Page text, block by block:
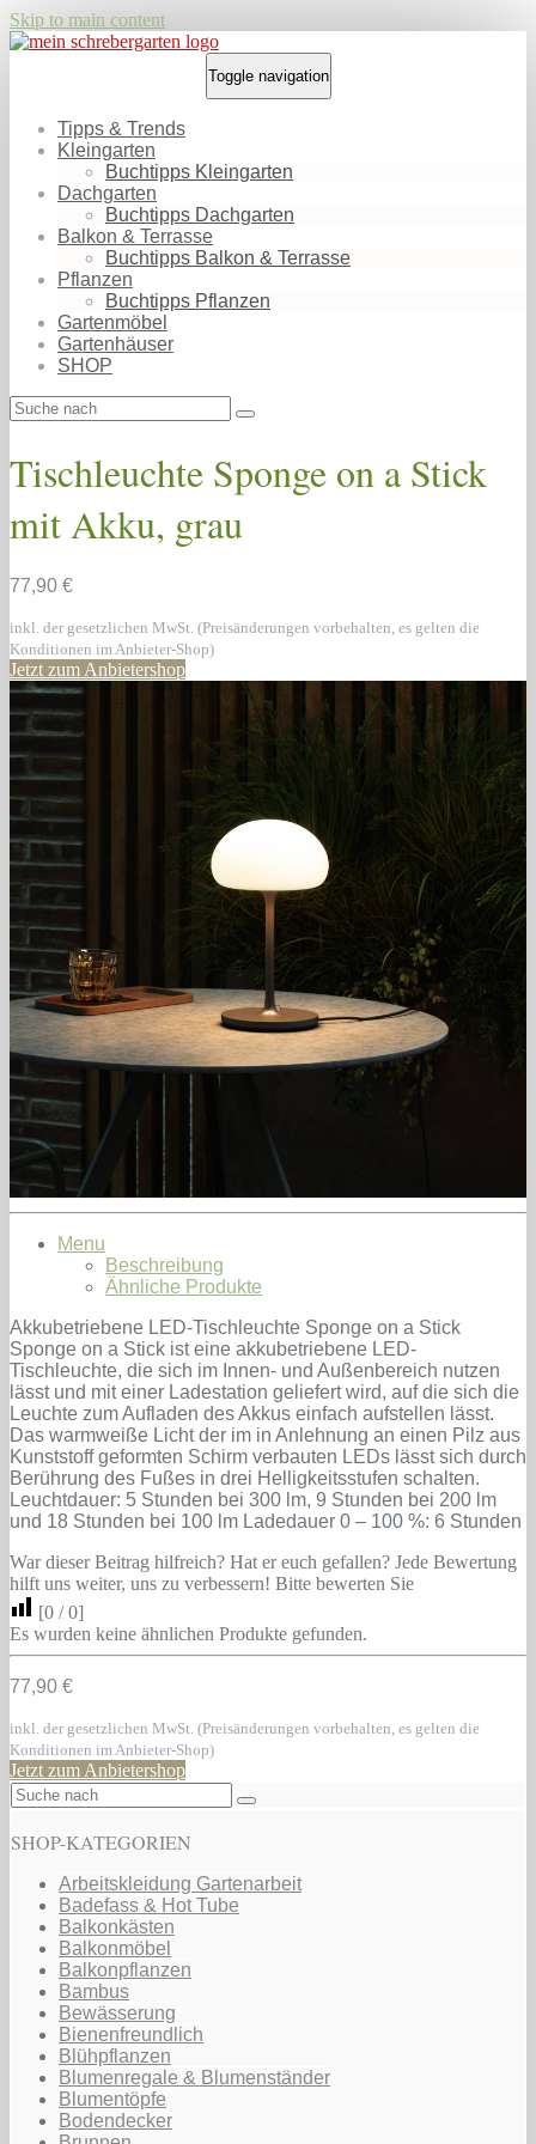
Skip to main content
Toggle navigation
Tipps & Trends
Kleingarten
Buchtipps Kleingarten
Dachgarten
Buchtipps Dachgarten
Balkon & Terrasse
Buchtipps Balkon & Terrasse
Pflanzen
Buchtipps Pflanzen
Gartenmöbel
Gartenhäuser
SHOP
Tischleuchte Sponge on a Stick
mit Akku, grau
77,90 €
inkl. der gesetzlichen MwSt. (Preisänderungen vorbehalten, es gelten die
Konditionen im Anbieter-Shop)
Jetzt zum Anbietershop
Menu
Beschreibung
Ähnliche Produkte
Akkubetriebene LED-Tischleuchte Sponge on a Stick
Sponge on a Stick ist eine akkubetriebene LED-
Tischleuchte, die sich im Innen- und Außenbereich nutzen
lässt und mit einer Ladestation geliefert wird, auf die sich die
Leuchte zum Aufladen des Akkus einfach aufstellen lässt.
Das warmweiße Licht der im in Anlehnung an einen Pilz aus
Kunststoff geformten Schirm verbauten LEDs lässt sich durch
Berührung des Fußes in drei Helligkeitsstufen schalten.
Leuchtdauer: 5 Stunden bei 300 lm, 9 Stunden bei 200 lm
und 18 Stunden bei 100 lm Ladedauer 0 – 100 %: 6 Stunden
War dieser Beitrag hilfreich? Hat er euch gefallen? Jede Bewertung
hilft uns weiter, uns zu verbessern! Bitte bewerten Sie
[0 /0]
Es wurden keine ähnlichen Produkte gefunden.
77,90 €
inkl. der gesetzlichen MwSt. (Preisänderungen vorbehalten, es gelten die
Konditionen im Anbieter-Shop)
Jetzt zum Anbietershop
SHOP-KATEGORIEN
Arbeitskleidung Gartenarbeit
Badefass & Hot Tube
Balkonkästen
Balkonmöbel
Balkonpflanzen
Bambus
Bewässerung
Bienenfreundlich
Blühpflanzen
Blumenregale & Blumenständer
Blumentöpfe
Bodendecker